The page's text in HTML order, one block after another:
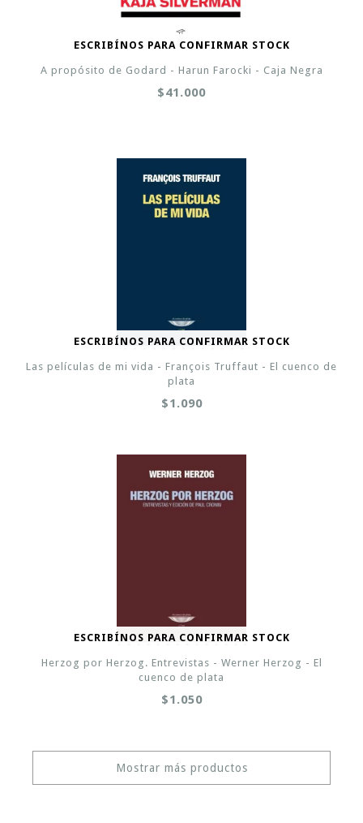
ESCRIBÍNOS PARA CONFIRMAR STOCK
A propósito de Godard - Harun Farocki - Caja Negra
$41.000
ESCRIBÍNOS PARA CONFIRMAR STOCK
Las películas de mi vida - François Truffaut - El cuenco de
plata
$1.090
ESCRIBÍNOS PARA CONFIRMAR STOCK
Herzog por Herzog. Entrevistas - Werner Herzog - El
cuenco de plata
$1.050
Mostrar más productos